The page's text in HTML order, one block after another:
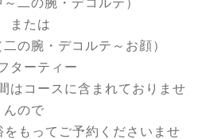
～二の腕・デコルテ）
または
の腕・デコルテ～お顔）
ターティー
はコースに含まれておりませ
んので
もってご予約くださいませ